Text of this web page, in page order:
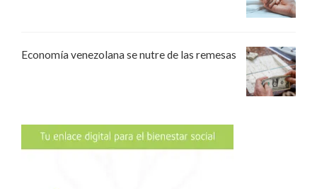
Economía venezolana se nutre de las remesas